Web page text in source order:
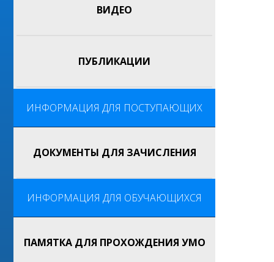
ВИДЕО
ПУБЛИКАЦИИ
ИНФОРМАЦИЯ ДЛЯ ПОСТУПАЮЩИХ
ДОКУМЕНТЫ ДЛЯ ЗАЧИСЛЕНИЯ
ИНФОРМАЦИЯ ДЛЯ ОБУЧАЮЩИХСЯ
ПАМЯТКА ДЛЯ ПРОХОЖДЕНИЯ УМО